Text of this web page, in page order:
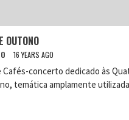
OUTONO
16 YEARS AGO
Cafés-concerto dedicado às
temática amplamente